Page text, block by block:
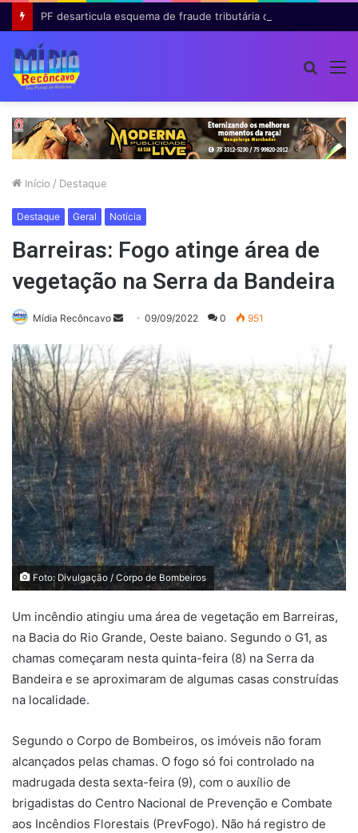
Início / Destaque
Destaque Geral Notícia
Barreiras: Fogo atinge área de
vegetação na Serra da Bandeira
Mídia Recôncavo
Mande
e-
mail
09/09/2022 0 951
Foto: Divulgação / Corpo de Bombeiros
Um incêndio atingiu uma área de vegetação em Barreiras,
na Bacia do Rio Grande, Oeste baiano. Segundo o G1, as
chamas começaram nesta quinta-feira (8) na Serra da
Bandeira e se aproximaram de algumas casas construídas
na localidade.
Segundo o Corpo de Bombeiros, os imóveis não foram
alcançados pelas chamas. O fogo só foi controlado na
madrugada desta sexta-feira (9), com o auxílio de
brigadistas do Centro Nacional de Prevenção e Combate
aos Incêndios Florestais (PrevFogo). Não há registro de